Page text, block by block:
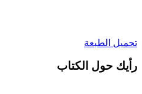
تحميل الطبعة
رأيك حول الكتاب